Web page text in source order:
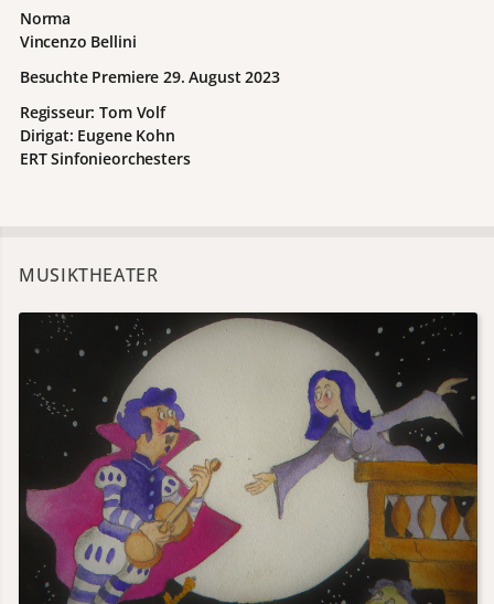
Norma
Vincenzo Bellini
Besuchte Premiere 29. August 2023
Regisseur: Tom Volf
Dirigat: Eugene Kohn
ERT Sinfonieorchesters
MUSIKTHEATER